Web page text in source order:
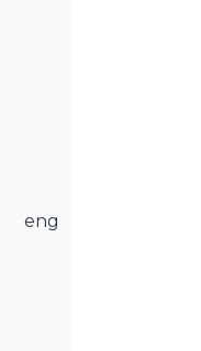
eng